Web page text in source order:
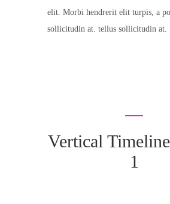
elit. Morbi hendrerit elit turpis, a
sollicitudin at. tellus sollicitudin at.
Vertical
1